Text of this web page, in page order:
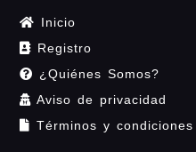
Inicio
Registro
¿Quiénes Somos?
Aviso de privacidad
Términos y condiciones